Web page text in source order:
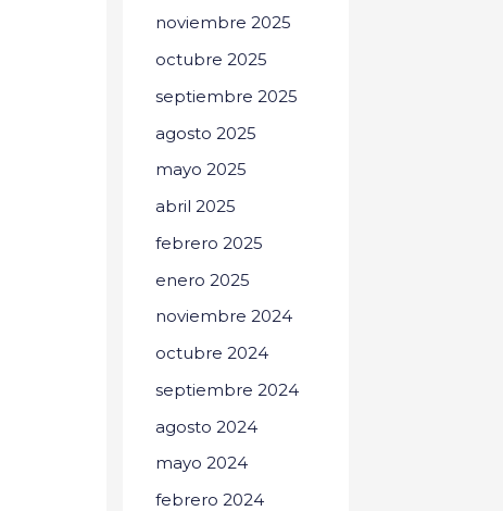
noviembre 2025
octubre 2025
septiembre 2025
agosto 2025
mayo 2025
abril 2025
febrero 2025
enero 2025
noviembre 2024
octubre 2024
septiembre 2024
agosto 2024
mayo 2024
febrero 2024